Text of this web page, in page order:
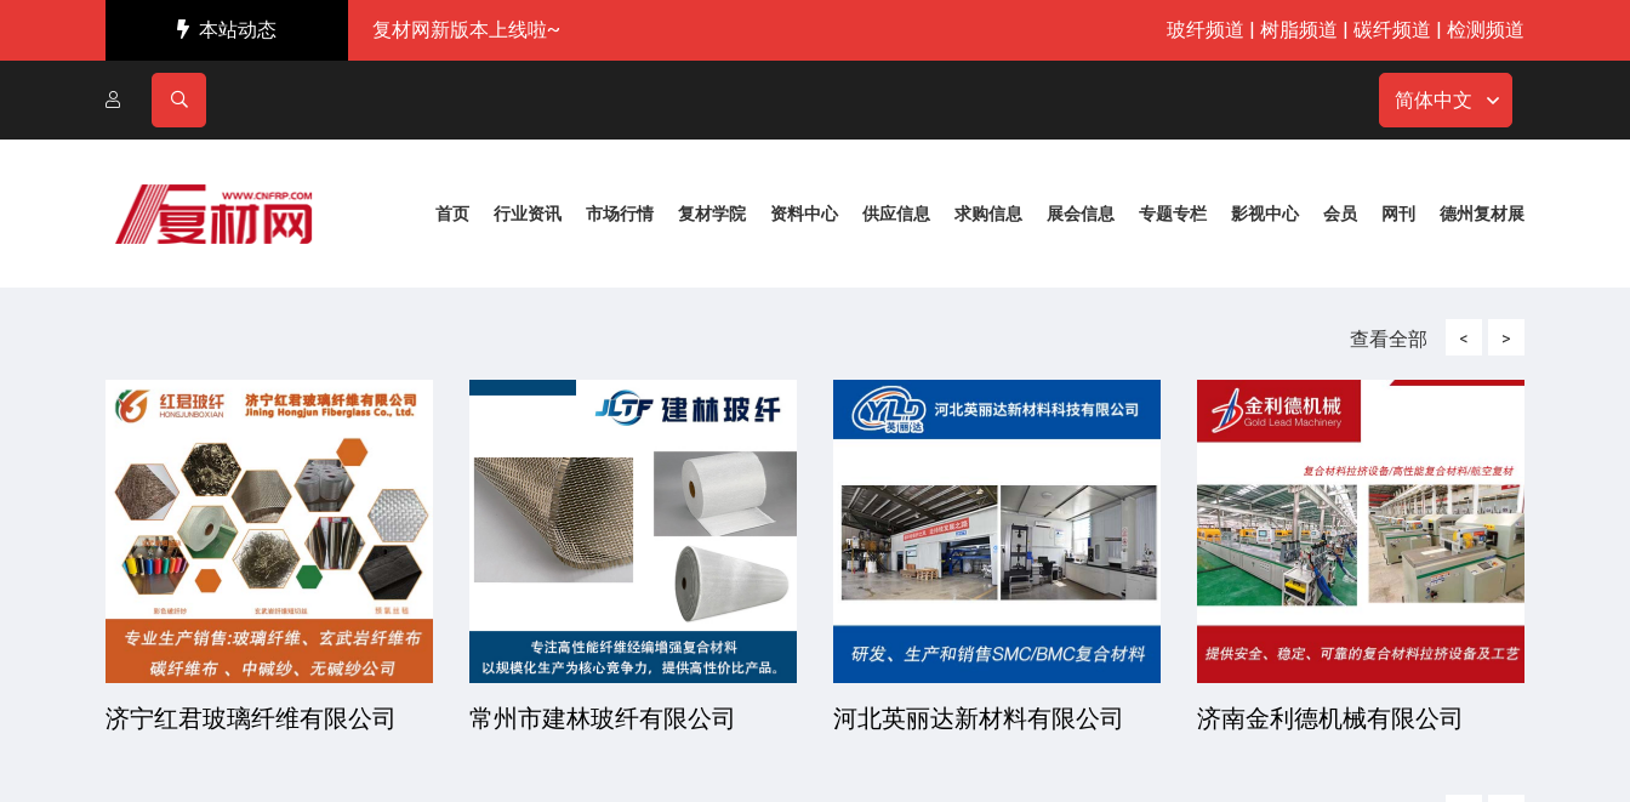
本站动态 复材网新版本上线啦~ 玻纤频道 | 树脂频道 | 碳纤频道 | 检测频道
简体中文
首页 行业资讯 市场行情 复材学院 资料中心 供应信息 求购信息 展会信息 专题专栏 影视中心 会员 网刊 德州复材展
查看全部 <
江西省新华能科技发展有限公
陕西泰普瑞复合材料技术股份
广州国合新材料有限公司 湖北珍正峰新材料有限公司
>